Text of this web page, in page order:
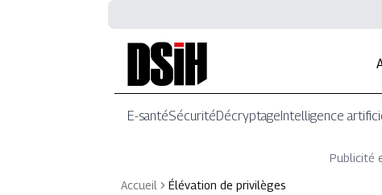
E-santéSécuritéDécryptageIntelligence
Publicité
Accueil
Élévation de privilèges